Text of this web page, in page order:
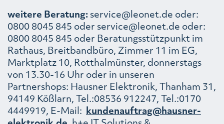
weitere Beratung: service@leonet.de oder:
0800 8045 845 oder service@leonet.de oder:
0800 8045 845 oder Beratungsstützpunkt im
Rathaus, Breitbandbüro, Zimmer 11 im EG,
Marktplatz 10, Rotthalmünster, donnerstags
von 13.30-16 Uhr oder in unseren
Partnershops: Hausner Elektronik, Thanham 31,
94149 Kößlarn, Tel.:08536 912247, Tel.:0170
4449919, E-Mail: kundenauftrag@hausner-